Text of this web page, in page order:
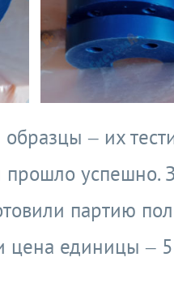
образцы – их
прошло успешно.
партию
цена единицы –